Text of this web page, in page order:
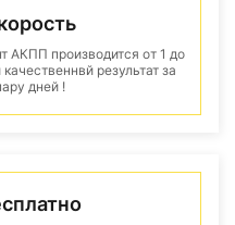
АКПП производится от 1 до
результат за
дней !